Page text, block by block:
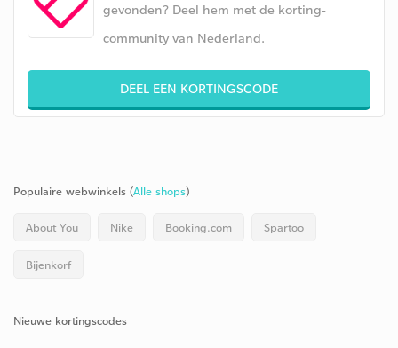
gevonden? Deel hem met de korting-
community van Nederland.
DEEL EEN KORTINGSCODE
Populaire webwinkels (Alle shops)
About You Nike Booking.com Spartoo
Bijenkorf
Nieuwe kortingscodes